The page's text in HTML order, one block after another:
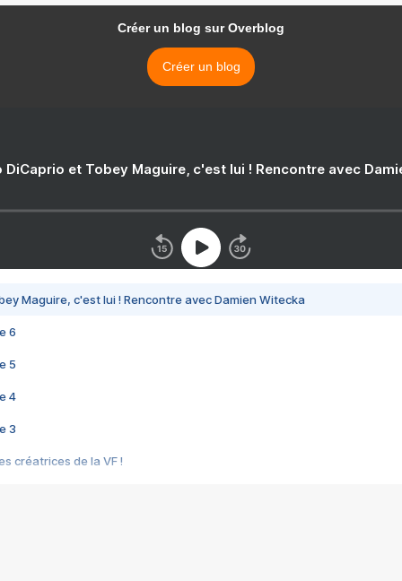
Créer un blog sur Overblog
Créer un blog
DiCaprio et Tobey Maguire, c'est lui ! Rencontre avec
Maguire, c'est lui ! Rencontre avec Damien Witecka
6
5
4
3
créatrices de la VF !